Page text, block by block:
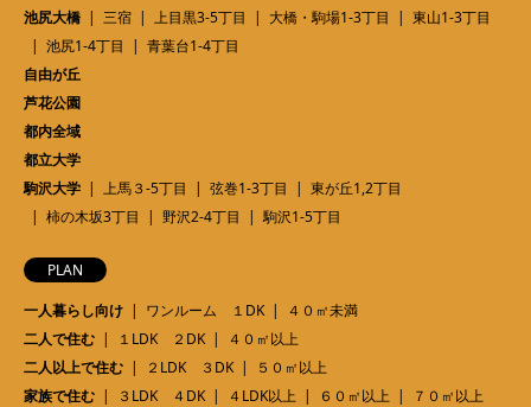
池尻大橋
三宿 上目黒3-5丁目 大橋・駒場1-3丁目
東山1-3丁目
池尻1-4丁目
青葉台1-4丁目
自由が丘
芦花公園
都内全域
都立大学
駒沢大学
上馬３-5丁目 弦巻1-3丁目
東が丘1,2丁目
柿の木坂3丁目
野沢2-4丁目 駒沢1-5丁目
PLAN
一人暮らし向け
ワンルーム １DK
４０㎡未満
二人で住む
１LDK ２DK
４０㎡以上
二人以上で住む
２LDK ３DK
５０㎡以上
家族で住む
３LDK ４DK ４LDK以上 ６０㎡以上
７０㎡以上